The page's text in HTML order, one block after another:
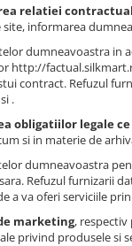
relatiei
site, informarea
dumneavoastra in
http://
contract. Refuzul
.
obligatiilor legale
si in materie de
dumneavoastra
Refuzul furnizarii
a va oferi serviciile
marketing,
privind produsele si